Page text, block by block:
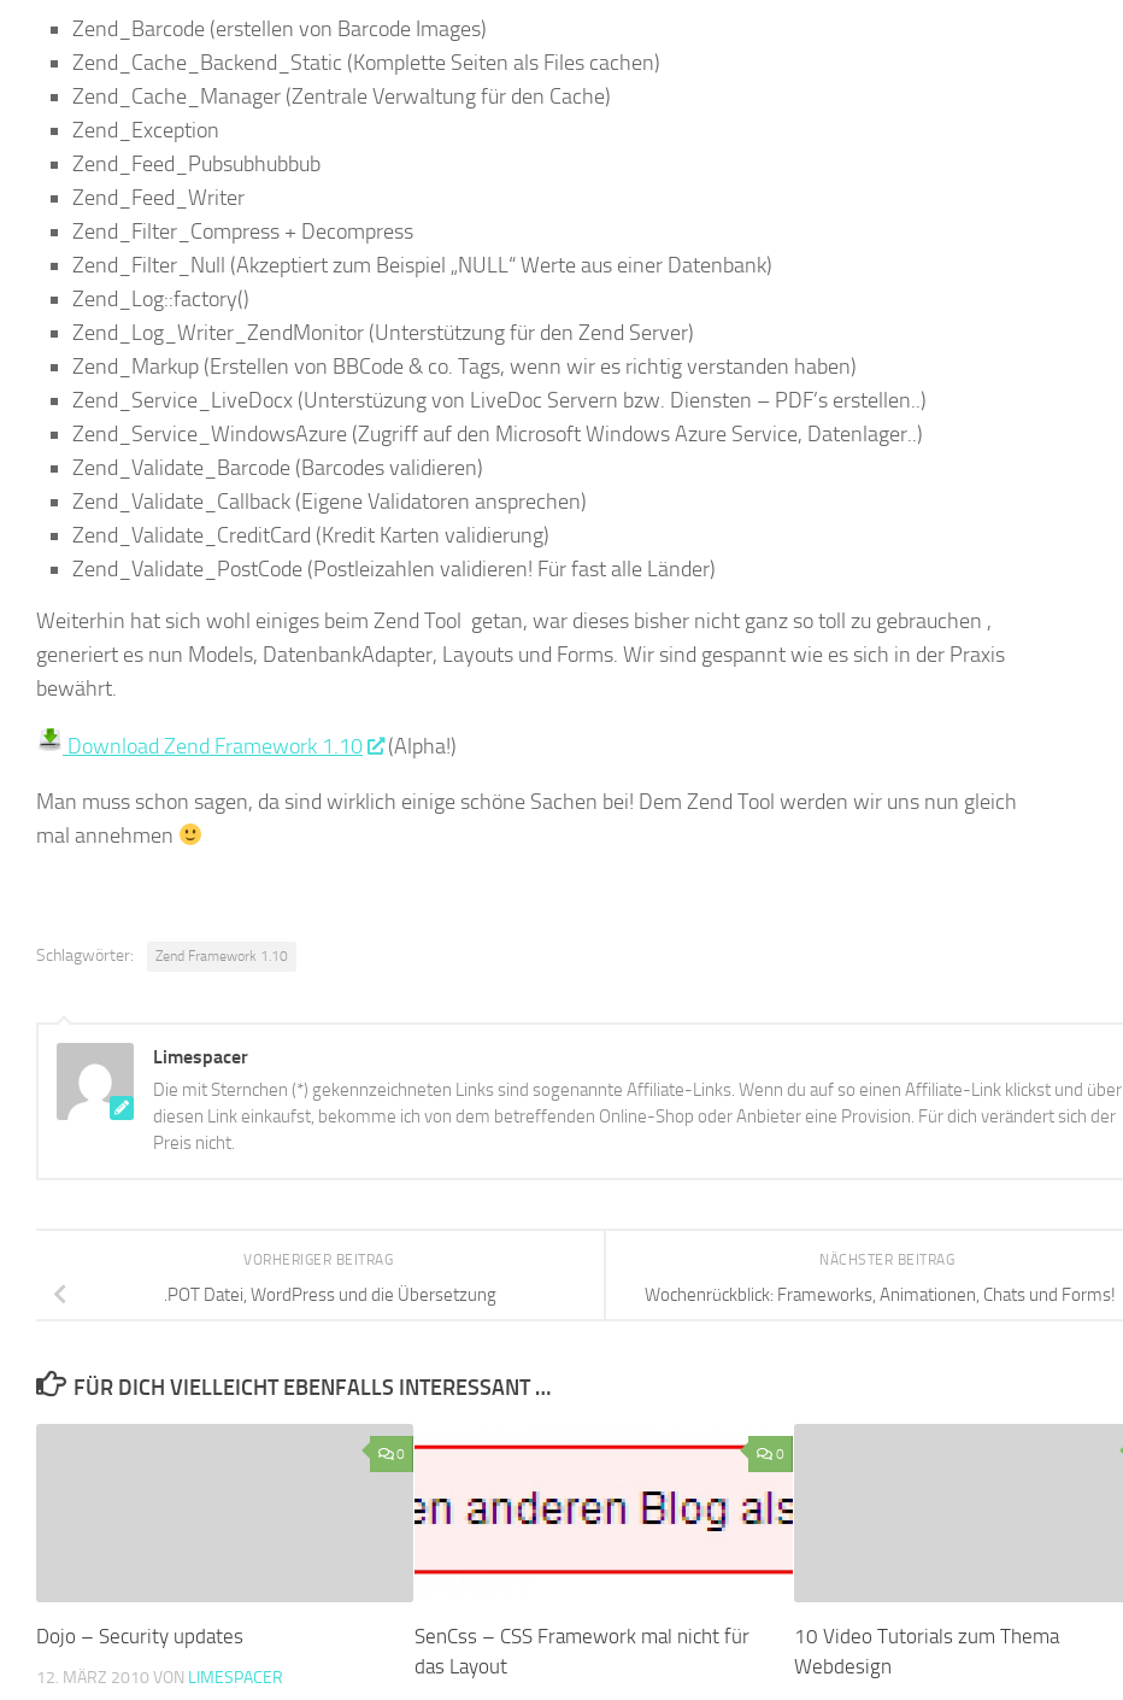
Zend_Barcode (erstellen von Barcode Images)
Zend_Cache_Backend_Static (Komplette Seiten als Files cachen)
Zend_Cache_Manager (Zentrale Verwaltung für den Cache)
Zend_Exception
Zend_Feed_Pubsubhubbub
Zend_Feed_Writer
Zend_Filter_Compress + Decompress
Zend_Filter_Null (Akzeptiert zum Beispiel „NULL“ Werte aus einer Datenbank)
Zend_Log::factory()
Zend_Log_Writer_ZendMonitor (Unterstützung für den Zend Server)
Zend_Markup (Erstellen von BBCode & co. Tags, wenn wir es richtig verstanden haben)
Zend_Service_LiveDocx (Unterstüzung von LiveDoc Servern bzw. Diensten – PDF’s erstellen..)
Zend_Service_WindowsAzure (Zugriff auf den Microsoft Windows Azure Service, Datenlager..)
Zend_Validate_Barcode (Barcodes validieren)
Zend_Validate_Callback (Eigene Validatoren ansprechen)
Zend_Validate_CreditCard (Kredit Karten validierung)
Zend_Validate_PostCode (Postleizahlen validieren! Für fast alle Länder)
Weiterhin hat sich wohl einiges beim Zend Tool getan, war dieses bisher nicht ganz so toll zu gebrauchen ,
generiert es nun Models, DatenbankAdapter, Layouts und Forms. Wir sind gespannt wie es sich in der Praxis
bewährt.
Download Zend Framework 1.10 (Alpha!)
Man muss schon sagen, da sind wirklich einige schöne Sachen bei! Dem Zend Tool werden wir uns nun gleich
mal annehmen
Schlagwörter: Zend Framework 1.10
Limespacer
Die mit Sternchen (*) gekennzeichneten Links sind sogenannte Affiliate-Links. Wenn du auf so einen Affiliate-Link klickst und über
diesen Link einkaufst, bekomme ich von dem betreffenden Online-Shop oder Anbieter eine Provision. Für dich verändert sich der
Preis nicht.
NÄCHSTER BEITRAG
Wochenrückblick: Frameworks, Animationen, Chats und Forms!
VORHERIGER BEITRAG
.POT Datei, WordPress und die Übersetzung
FÜR DICH VIELLEICHT EBENFALLS INTERESSANT …
0
Dojo – Security updates
12. MÄRZ 2010 VON LIMESPACER
0
SenCss – CSS Framework mal nicht für
das Layout
10 Video Tutorials zum Thema
Webdesign